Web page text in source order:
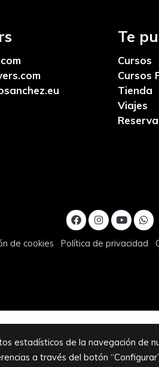
Te
Cursos
Cursos
Tienda
Viajes
Reserva
de cookies Política de privacidad
estadísticos de la navegación de
a través del botón